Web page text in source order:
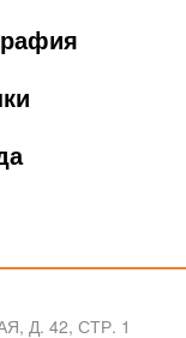
Д. 42, СТР. 1